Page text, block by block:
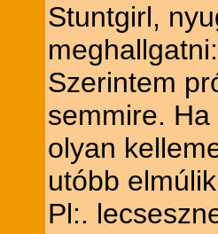
Stuntgirl,
Szerintem
semmire.
olyan
utóbb
Pl:.